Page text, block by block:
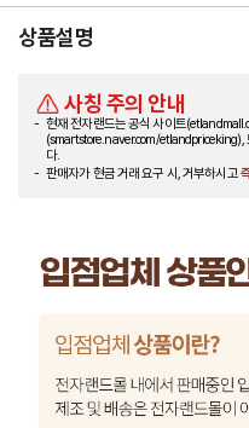
상품설명
사칭 주의 안내
현재 전자랜드는 공식 사이트
(smartstore.naver.com/etlandpriceking),
다.
판매자가 현금 거래 요구 시, 거부하시고